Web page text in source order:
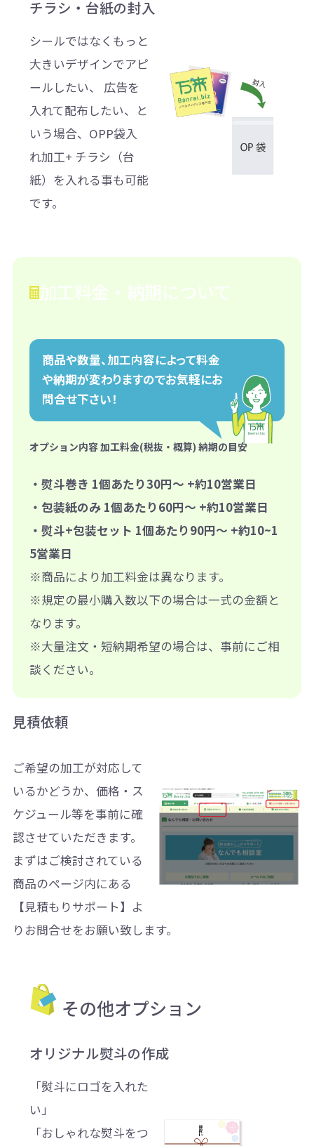
チラシ・台紙の封入
シールではなくもっと
大きいデザインでアピ
ールしたい、 広告を
入れて配布したい、と
いう場合、OPP袋入
れ加工+ チラシ（台
紙）を入れる事も可能
です。
加工料金・納期について
商品や数量、加工内容によって料金
や納期が変わりますのでお気軽にお
問合せ下さい！
オプション内容 加工料金(税抜・概算) 納期の目安
・熨斗巻き 1個あたり30円～ +約10営業日
・包装紙のみ 1個あたり60円～ +約10営業日
・熨斗+包装セット 1個あたり90円～ +約10~1
5営業日
※商品により加工料金は異なります。
※規定の最小購入数以下の場合は一式の金額と
なります。
※大量注文・短納期希望の場合は、事前にご相
談ください。
見積依頼
ご希望の加工が対応して
いるかどうか、価格・ス
ケジュール等を事前に確
認させていただきます。
まずはご検討されている
商品のページ内にある
【見積もりサポート】よ
りお問合せをお願い致します。
その他オプション
オリジナル熨斗の作成
「熨斗にロゴを入れた
い」
「おしゃれな熨斗をつ